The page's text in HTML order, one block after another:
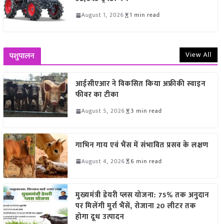
August 1, 2026 1 min read
पशुपालन View All
आईसीएआर ने विकसित किया अफ्रीकी स्वाइन
फीवर का टीका
August 5, 2026 3 min read
गाभिन गाय एवं भैंस में संभावित प्रसव के लक्षण
August 4, 2026 6 min read
मुख्यमंत्री डेयरी प्लस योजना: 75% तक अनुदान
पर मिलेंगी मुर्रा भैंसें, रोजाना 20 लीटर तक
होगा दूध उत्पादन